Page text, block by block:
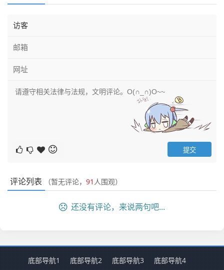
评论列表 （暂无评论， 91 人围观）
还没有评论，来说两句吧...
底部导航1 底部导航2 底部导航3 底部导航4